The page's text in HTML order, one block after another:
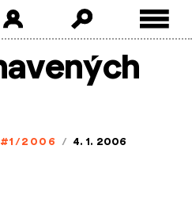
#1/2006 / 4. 1. 2006